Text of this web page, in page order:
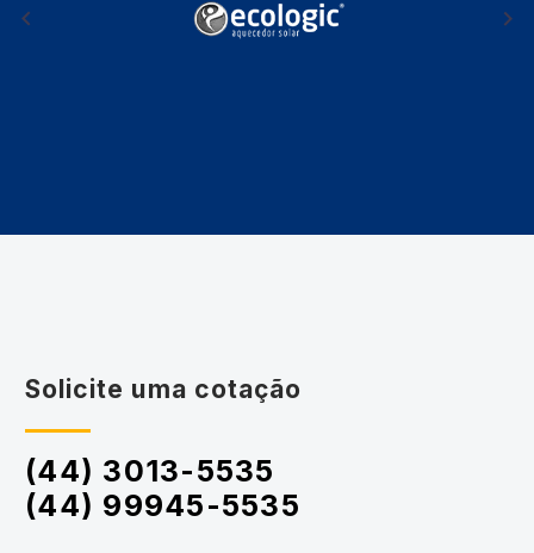
Solicite uma cotação
(44) 3013-5535
(44) 99945-5535